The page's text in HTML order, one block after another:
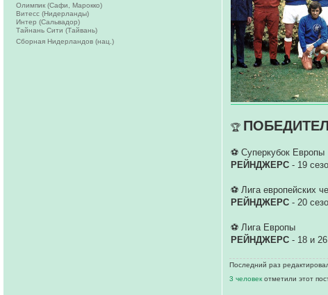
🏆
⚽ Суперкубок Европы
РЕЙНДЖЕРС - 19
⚽ Лига европейских
РЕЙНДЖЕРС - 20
⚽ Лига Европы
РЕЙНДЖЕРС - 18 и
Последний раз
3 человекотметили этот
Олимпик (Сафи, Марокко)
Витесс (Нидерланды)
Интер (Сальвадор)
Тайнань Сити (Тайвань)
Сборная Нидерландов (нац.)